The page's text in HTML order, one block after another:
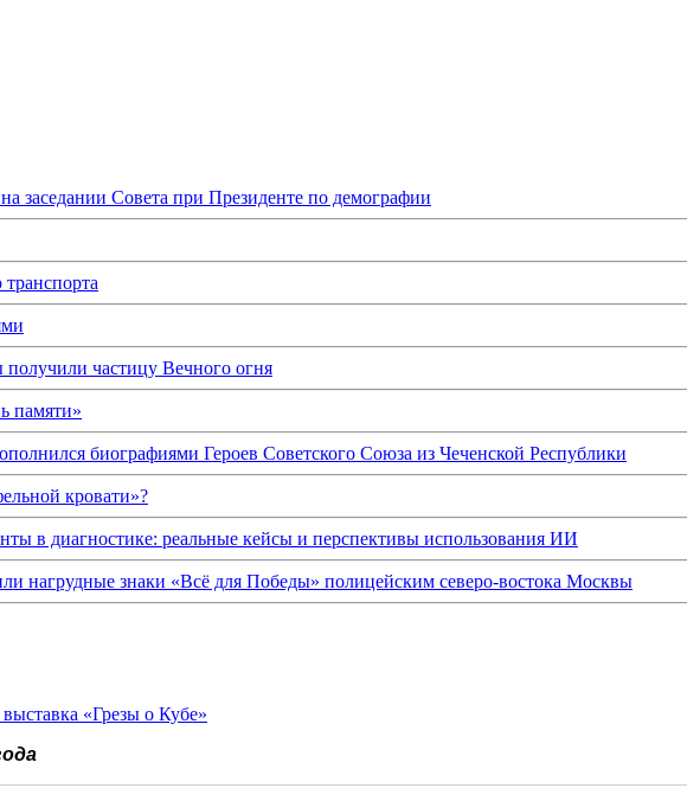
заседании Совета при Президенте по демографии
частицу Вечного огня
памяти»
биографиями Героев Советского Союза из Чеченской Республики
кровати»?
в диагностике: реальные кейсы и перспективы использования ИИ
нагрудные знаки «Всё для Победы» полицейским северо-востока Москвы
«Грезы о Кубе»